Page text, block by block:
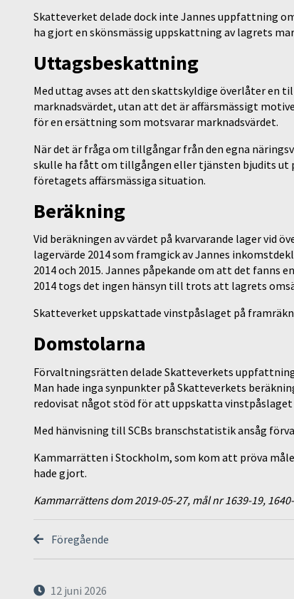
Skatteverket delade dock inte Jannes uppfattning
ha gjort en skönsmässig uppskattning av lagrets
Uttagsbeskattning
Med uttag avses att den skattskyldige överlåter
marknadsvärdet, utan att det är affärsmässigt
för en ersättning som motsvarar marknadsvärdet.
När det är fråga om tillgångar från den egna
skulle ha fått om tillgången eller tjänsten bjudits ut
företagets affärsmässiga situation.
Beräkning
Vid beräkningen av värdet på kvarvarande lager vid
lagervärde 2014 som framgick av Jannes
2014 och 2015. Jannes påpekande om att det fanns
2014 togs det ingen hänsyn till trots att lagrets
Skatteverket uppskattade vinstpåslaget på
Domstolarna
Förvaltningsrätten delade Skatteverkets
Man hade inga synpunkter på Skatteverkets
redovisat något stöd för att uppskatta
Med hänvisning till SCBs branschstatistik ansåg
Kammarrätten i Stockholm, som kom att pröva
hade gjort.
Kammarrättens dom 2019-05-27, mål nr 1639-19,
Föregående
12 juni 2026